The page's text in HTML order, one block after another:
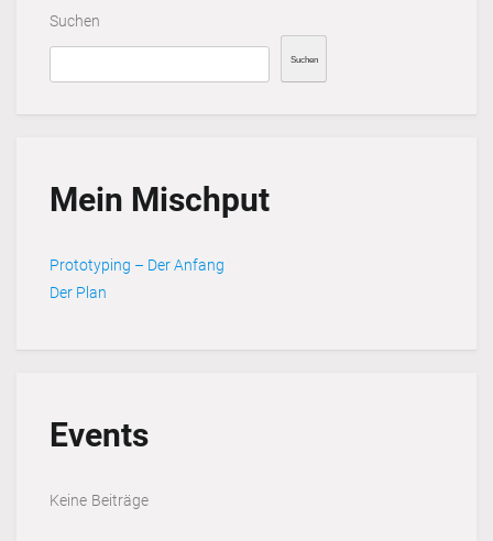
Suchen
Suchen
Mein Mischput
Prototyping – Der Anfang
Der Plan
Events
Keine Beiträge